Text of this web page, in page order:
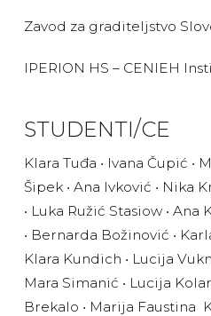
Zavod za graditeljstvo
IPERION HS – CENIEH
STUDENTI/CE
Klara Tuđa • Ivana Čupić •
Šipek • Ana Ivković • Nika
• Luka Ružić Stasiow •
• Bernarda Božinović •
Klara Kundich • Lucija
Mara Simanić • Lucija
Brekalo • Marija Faustina